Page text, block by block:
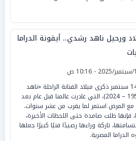
ورحيل ناهد رشدي.. أيقونة الدراما
تحل اليوم 14 سبتمبر ذكرى ميلاد الفنانة الراحلة «ناهد
رشدي» (1956 – 2024)، التي غادرت عالمنا قبل عام بعد
المرض استمر لما يقرب من عشر سنوات.
فإنها ظلت صامدة حتى اللحظات الأخيرة،
تاركة وراءها رصيدًا فنيًا كبيرًا جعلها
الدراما المصرية.